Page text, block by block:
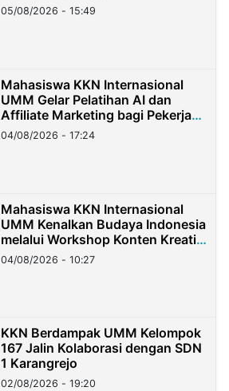
05/08/2026 - 15:49
Mahasiswa KKN Internasional
UMM Gelar Pelatihan AI dan
Affiliate Marketing bagi Pekerja
Migran Indonesia di Taiwan
04/08/2026 - 17:24
Mahasiswa KKN Internasional
UMM Kenalkan Budaya Indonesia
melalui Workshop Konten Kreatif
di Taiwan
04/08/2026 - 10:27
KKN Berdampak UMM Kelompok
167 Jalin Kolaborasi dengan SDN
1 Karangrejo
02/08/2026 - 19:20